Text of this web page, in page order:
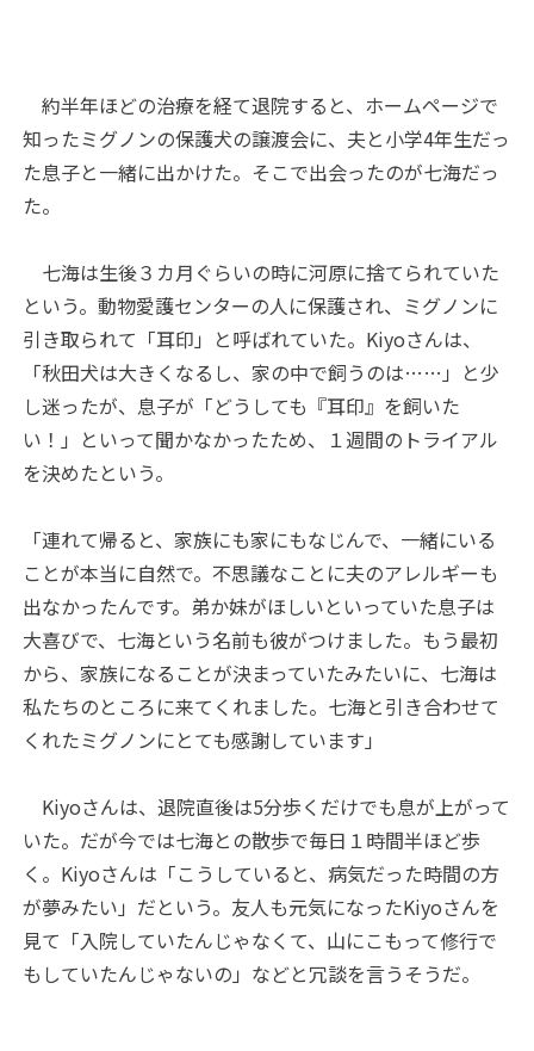
約半年ほどの治療を経て退院すると、ホームページで
知ったミグノンの保護犬の譲渡会に、夫と小学4年生だっ
た息子と一緒に出かけた。そこで出会ったのが七海だっ
た。
七海は生後３カ月ぐらいの時に河原に捨てられていた
という。動物愛護センターの人に保護され、ミグノンに
引き取られて「耳印」と呼ばれていた。Kiyoさんは、
「秋田犬は大きくなるし、家の中で飼うのは……」と少
し迷ったが、息子が「どうしても『耳印』を飼いた
い！」といって聞かなかったため、１週間のトライアル
を決めたという。
「連れて帰ると、家族にも家にもなじんで、一緒にいる
ことが本当に自然で。不思議なことに夫のアレルギーも
出なかったんです。弟か妹がほしいといっていた息子は
大喜びで、七海という名前も彼がつけました。もう最初
から、家族になることが決まっていたみたいに、七海は
私たちのところに来てくれました。七海と引き合わせて
くれたミグノンにとても感謝しています」
Kiyoさんは、退院直後は5分歩くだけでも息が上がって
いた。だが今では七海との散歩で毎日１時間半ほど歩
く。Kiyoさんは「こうしていると、病気だった時間の方
が夢みたい」だという。友人も元気になったKiyoさんを
見て「入院していたんじゃなくて、山にこもって修行で
もしていたんじゃないの」などと冗談を言うそうだ。